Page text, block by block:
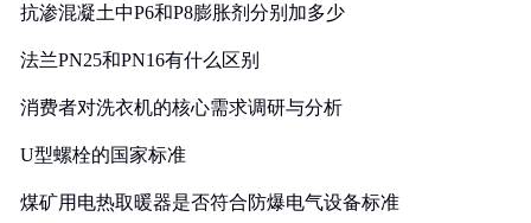
抗渗混凝土中P6和P8膨胀剂分别加多少
法兰PN25和PN16有什么区别
消费者对洗衣机的核心需求调研与分析
U型螺栓的国家标准
煤矿用电热取暖器是否符合防爆电气设备标准